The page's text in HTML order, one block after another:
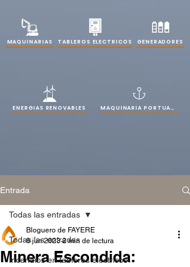
MAQUINARIAS TABLEROS ELECTRICOS GENERADORES
ENERGIAS RENOVABLES MAQUINARIA PORTUARIA
Entrada
Todas las entradas
Incendios en tableros eléctricos
Todas las entradas
Minera Escondida:
Bloguero de FAYERE
8 jun 2023 2 min de lectura